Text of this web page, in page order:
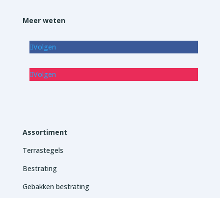
Meer weten
Volgen
Volgen
Assortiment
Terrastegels
Bestrating
Gebakken bestrating